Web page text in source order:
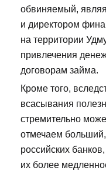
обвиняемый,
и директором
на территории
привлечения
договорам займа.
Кроме того,
всасывания
стремительно
отмечаем
российских
их более